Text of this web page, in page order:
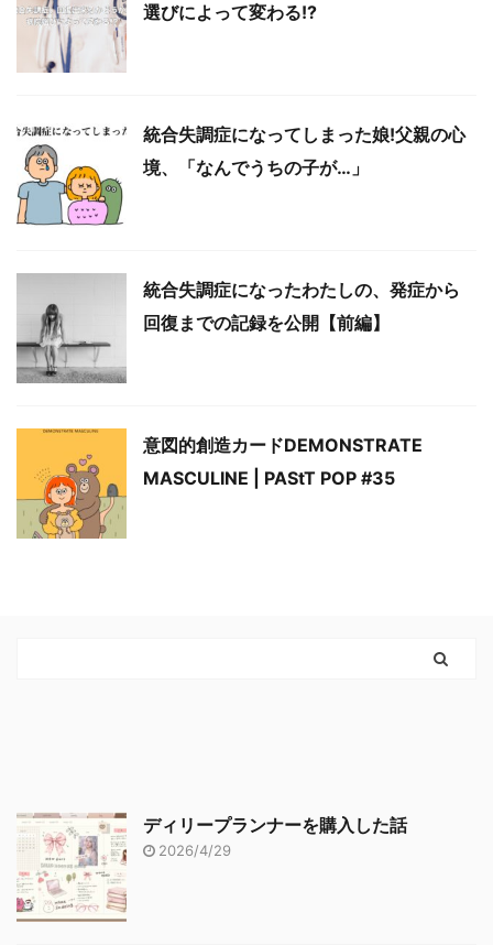
選びによって変わる!?
統合失調症になってしまった娘!父親の心
境、「なんでうちの子が…」
統合失調症になったわたしの、発症から
回復までの記録を公開【前編】
意図的創造カードDEMONSTRATE
MASCULINE | PAStT POP #35
ディリープランナーを購入した話
2026/4/29